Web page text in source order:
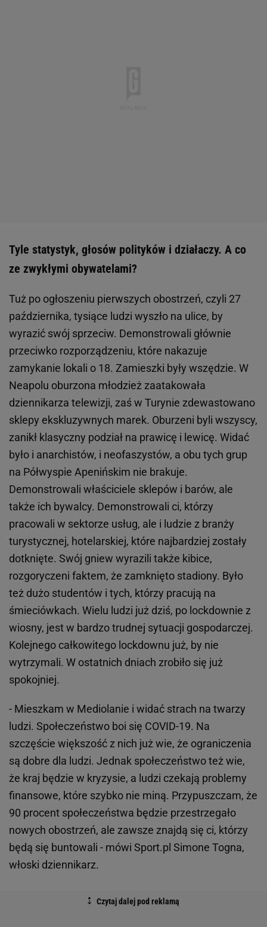
Tyle statystyk, głosów polityków i działaczy. A co
ze zwykłymi obywatelami?
Tuż po ogłoszeniu pierwszych obostrzeń, czyli 27
października, tysiące ludzi wyszło na ulice, by
wyrazić swój sprzeciw. Demonstrowali głównie
przeciwko rozporządzeniu, które nakazuje
zamykanie lokali o 18. Zamieszki były wszędzie. W
Neapolu oburzona młodzież zaatakowała
dziennikarza telewizji, zaś w Turynie zdewastowano
sklepy ekskluzywnych marek. Oburzeni byli wszyscy,
zanikł klasyczny podział na prawicę i lewicę. Widać
było i anarchistów, i neofaszystów, a obu tych grup
na Półwyspie Apenińskim nie brakuje.
Demonstrowali właściciele sklepów i barów, ale
także ich bywalcy. Demonstrowali ci, którzy
pracowali w sektorze usług, ale i ludzie z branży
turystycznej, hotelarskiej, które najbardziej zostały
dotknięte. Swój gniew wyrazili także kibice,
rozgoryczeni faktem, że zamknięto stadiony. Było
też dużo studentów i tych, którzy pracują na
śmieciówkach. Wielu ludzi już dziś, po lockdownie z
wiosny, jest w bardzo trudnej sytuacji gospodarczej.
Kolejnego całkowitego lockdownu już, by nie
wytrzymali. W ostatnich dniach zrobiło się już
spokojniej.
- Mieszkam w Mediolanie i widać strach na twarzy
ludzi. Społeczeństwo boi się COVID-19. Na
szczęście większość z nich już wie, że ograniczenia
są dobre dla ludzi. Jednak społeczeństwo też wie,
że kraj będzie w kryzysie, a ludzi czekają problemy
finansowe, które szybko nie miną. Przypuszczam, że
90 procent społeczeństwa będzie przestrzegało
nowych obostrzeń, ale zawsze znajdą się ci, którzy
będą się buntowali - mówi Sport.pl Simone Togna,
włoski dziennikarz.